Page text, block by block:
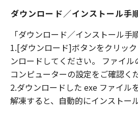
ダウンロード／インストール手
「ダウンロード／インストール手
1.[ダウンロード]ボタンをクリッ
ンロードしてください。 ファイ
コンピューターの設定をご確認く
2.ダウンロードした exe ファイル
解凍すると、自動的にインストー